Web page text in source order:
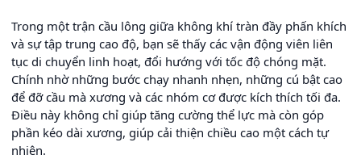
Trong một trận cầu lông giữa không khí tràn đầy phấn khích
và sự tập trung cao độ, bạn sẽ thấy các vận động viên liên
tục di chuyển linh hoạt, đổi hướng với tốc độ chóng mặt.
Chính nhờ những bước chạy nhanh nhẹn, những cú bật cao
để đỡ cầu mà xương và các nhóm cơ được kích thích tối đa.
Điều này không chỉ giúp tăng cường thể lực mà còn góp
phần kéo dài xương, giúp cải thiện chiều cao một cách tự
nhiên.